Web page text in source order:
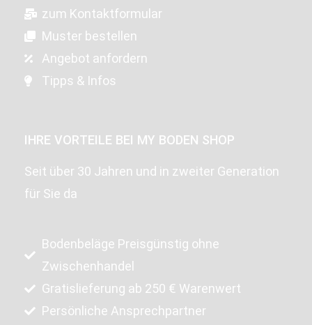
zum Kontaktformular
Muster bestellen
Angebot anfordern
Tipps & Infos
IHRE VORTEILE BEI MY BODEN SHOP
Seit über 30 Jahren und in zweiter Generation
für Sie da
Bodenbeläge Preisgünstig ohne
Zwischenhandel
Gratislieferung ab 250 € Warenwert
Persönliche Ansprechpartner